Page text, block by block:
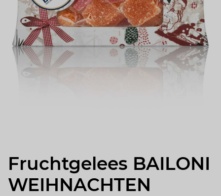
Fruchtgelees BAILONI
WEIHNACHTEN